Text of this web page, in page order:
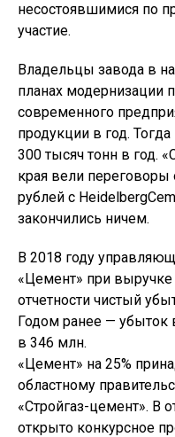
несостоявшимися по
участие.
Владельцы завода в
планах модернизации
современного
продукции в год.
300 тысяч тонн в год.
края вели
рублей с
закончились ничем.
В 2018 году
«Цемент» при
отчетности чистый
Годом ранее — убыток
в 346 млн.
«Цемент» на 25%
областному
«Стройгаз-цемент». В
открыто конкурсное